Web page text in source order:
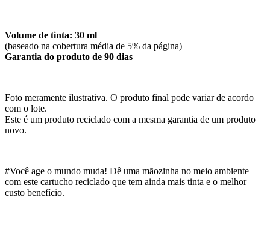
Volume de tinta: 30 ml
(baseado na cobertura média de 5% da página)
Garantia do produto de 90 dias
Foto meramente ilustrativa. O produto final pode variar de acordo
com o lote.
Este é um produto reciclado com a mesma garantia de um produto
novo.
#Você age o mundo muda! Dê uma mãozinha no meio ambiente
com este cartucho reciclado que tem ainda mais tinta e o melhor
custo benefício.